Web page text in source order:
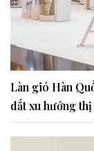
Làn gió Hàn
dắt xu hướng